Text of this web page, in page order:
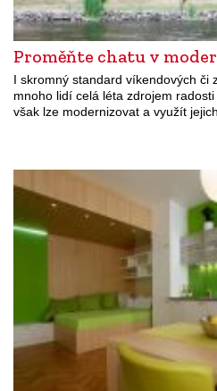
Proměňte chatu v
I skromný standard víkendových či
mnoho lidí celá léta zdrojem
však lze modernizovat a využít